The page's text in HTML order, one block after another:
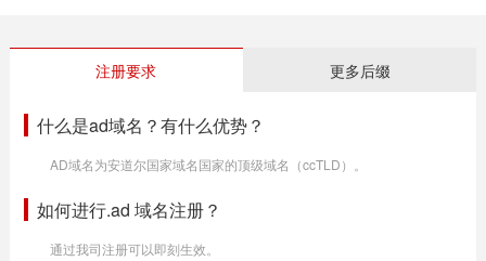
注册要求 更多后缀
什么是ad域名？有什么优势？
AD域名为安道尔国家域名国家的顶级域名（ccTLD）。
如何进行.ad 域名注册？
通过我司注册可以即刻生效。